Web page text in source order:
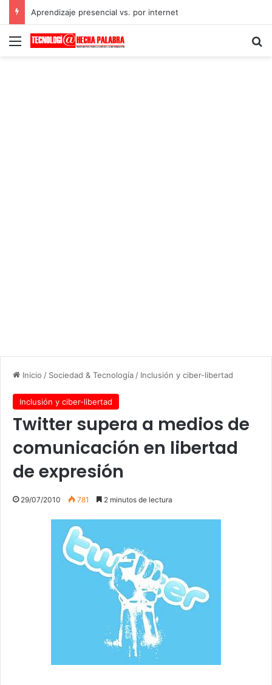
Aprendizaje presencial vs. por internet
Menú
Inicio / Sociedad & Tecnología / Inclusión y ciber-libertad
Inclusión y ciber-libertad
Twitter supera a medios de
comunicación en libertad
de expresión
29/07/2010 781 2 minutos de lectura